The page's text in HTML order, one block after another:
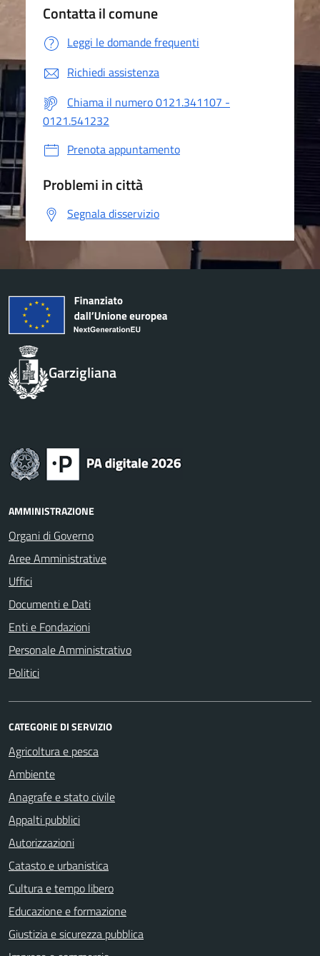
Contatta il comune
Leggi le domande frequenti
Richiedi assistenza
Chiama il numero 0121.341107 -
0121.541232
Prenota appuntamento
Problemi in città
Segnala disservizio
Garzigliana
AMMINISTRAZIONE
Organi di Governo
Aree Amministrative
Uffici
Documenti e Dati
Enti e Fondazioni
Personale Amministrativo
Politici
CATEGORIE DI SERVIZIO
Agricoltura e pesca
Ambiente
Anagrafe e stato civile
Appalti pubblici
Autorizzazioni
Catasto e urbanistica
Cultura e tempo libero
Educazione e formazione
Giustizia e sicurezza pubblica